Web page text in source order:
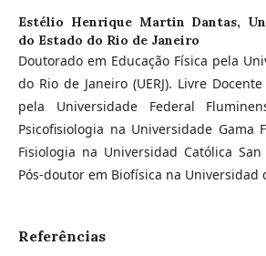
Estélio Henrique Martin Dantas,
do Estado do Rio de Janeiro
Doutorado em Educação Física pela
do Rio de Janeiro (UERJ). Livre
pela Universidade Federal
Psicofisiologia na Universidade Gama
Fisiologia na Universidad Católica
Pós-doutor em Biofísica na Universidad
Referências